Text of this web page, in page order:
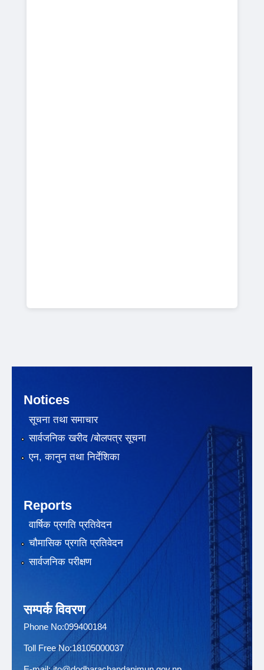
Notices
सूचना तथा समाचार
सार्वजनिक खरीद /बोलपत्र सूचना
एन, कानुन तथा निर्देशिका
Reports
वार्षिक प्रगति प्रतिवेदन
चौमासिक प्रगति प्रतिवेदन
सार्वजनिक परीक्षण
सम्पर्क विवरण
Phone No:099400184
Toll Free No:18105000037